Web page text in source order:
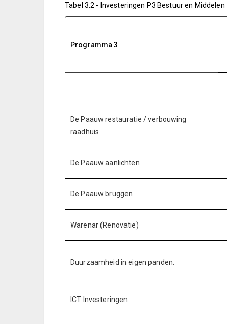
Tabel 3.2 - Investeringen P3 Bestuur en Middelen
Programma 3
De Paauw restauratie / verbouwing
raadhuis
De Paauw aanlichten
De Paauw bruggen
Warenar (Renovatie)
Duurzaamheid in eigen panden.
ICT Investeringen